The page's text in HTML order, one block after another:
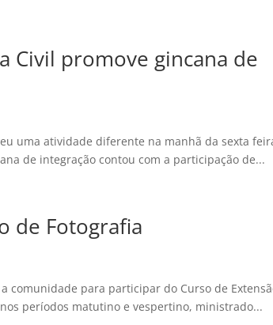
Civil promove gincana de
uma atividade diferente na manhã da sexta
de integração contou com a participação de...
de Fotografia
comunidade para participar do Curso de
períodos matutino e vespertino, ministrado...